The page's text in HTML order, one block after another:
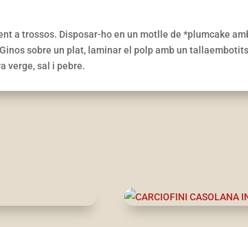
a trossos. Disposar-ho en un motlle de *plumcake
sobre un plat, laminar el polp amb un
verge, sal i pebre.